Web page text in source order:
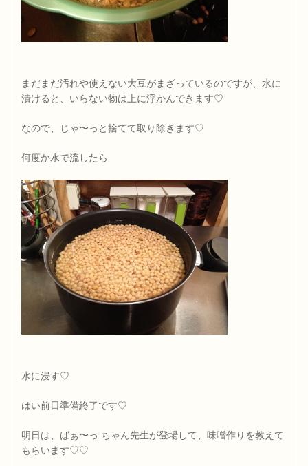
まだまだ汚れや使えない大豆がまざっているのですが、水に
漬けると、いらない物は上に浮かんできます♡
なので、じゃ〜っと捨てて取り除きます♡
何度か水で流したら
水に浸す♡
はい前日準備終了です♡
明日は、ばぁ〜っ ちゃん先生が登場して、味噌作りを教えて
もらいます♡♡